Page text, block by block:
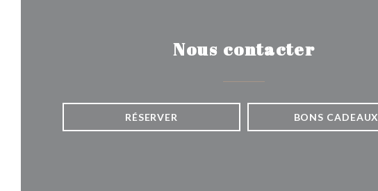
Nous contacter
RÉSERVER BONS CADEAUX